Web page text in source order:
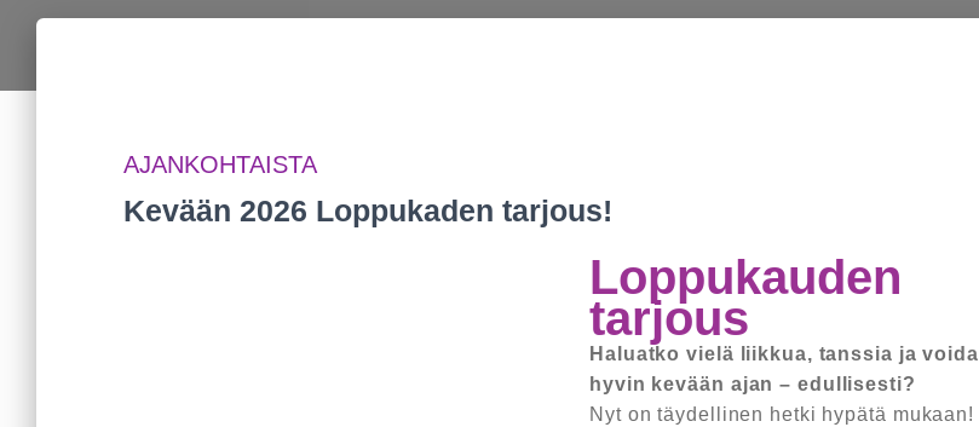
AJANKOHTAISTA
Kevään 2026 Loppukaden tarjous!
Loppukauden
tarjous
Haluatko vielä liikkua, tanssia ja voida
hyvin kevään ajan – edullisesti?
Nyt on täydellinen hetki hypätä mukaan!